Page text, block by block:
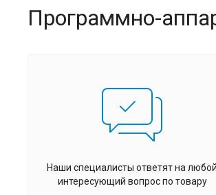
Программно-
Наши специалисты ответят на любой
интересующий вопрос по товару